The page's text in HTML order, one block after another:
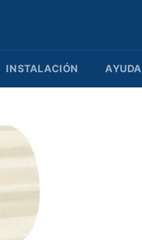
INSTALACIÓN AYUDA